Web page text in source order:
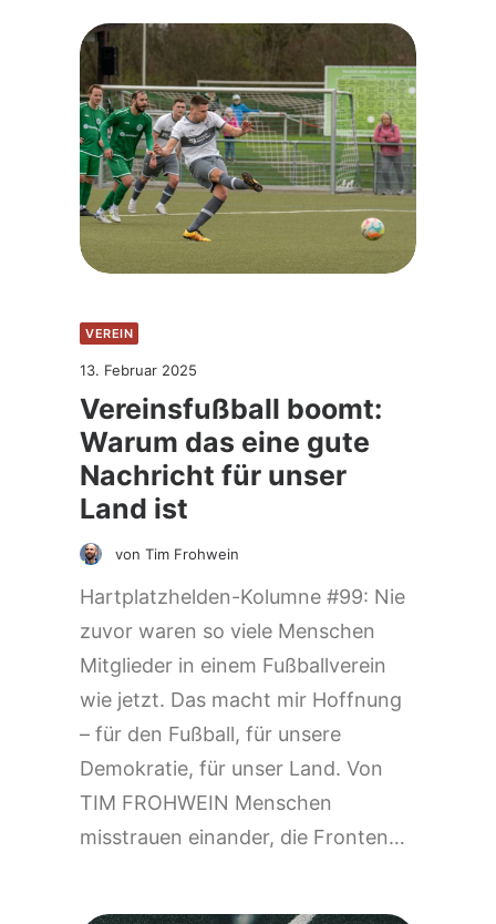
VEREIN
13. Februar 2025
Vereinsfußball boomt:
Warum das eine gute
Nachricht für unser
Land ist
von Tim Frohwein
Hartplatzhelden-Kolumne #99: Nie
zuvor waren so viele Menschen
Mitglieder in einem Fußballverein
wie jetzt. Das macht mir Hoffnung
– für den Fußball, für unsere
Demokratie, für unser Land. Von
TIM FROHWEIN Menschen
misstrauen einander, die Fronten…